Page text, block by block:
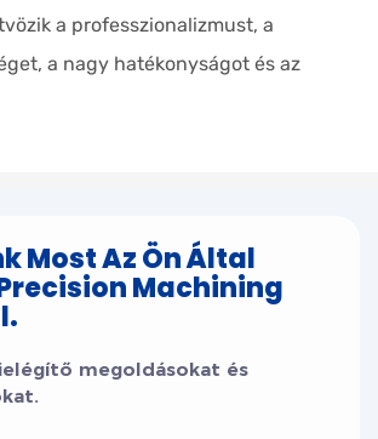
a professzionalizmust, a
a nagy hatékonyságot és az
Most Az Ön Által
Machining
megoldásokat és